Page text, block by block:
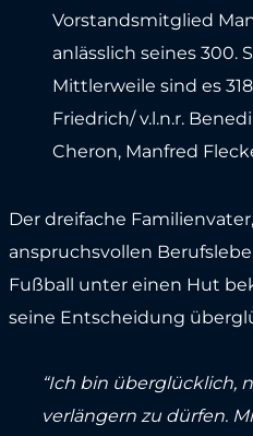
Vorstandsmitglied
anlässlich seines 300.
Mittlerweile sind es
Friedrich/ v.l.n.r.
Cheron, Manfred
Der dreifache
anspruchsvollen
Fußball unter einen Hut
seine Entscheidung
“Ich bin überglücklich,
verlängern zu dürfen.